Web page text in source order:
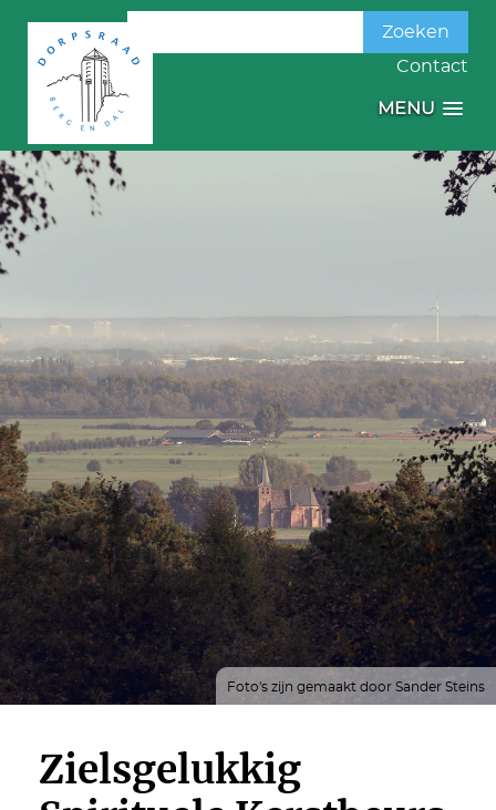
Zoeken
naar:
Contact
MENU
Foto's zijn gemaakt door Sander Steins
Zielsgelukkig